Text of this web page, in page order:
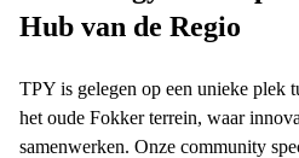
Hub van de Regio
TPY is gelegen op een unieke plek
het oude Fokker terrein, waar
samenwerken. Onze community